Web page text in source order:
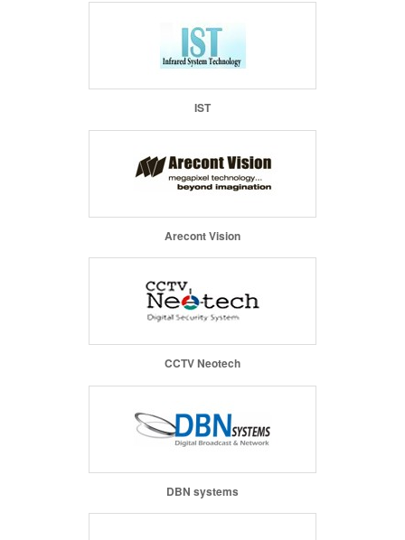
IST
Arecont Vision
CCTV Neotech
DBN systems